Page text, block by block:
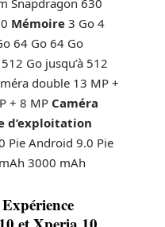
Mémoire 3 Go 4
64 Go 64 Go
512 Go jusqu’à 512
double 13 MP +
+ 8 MP Caméra
d’exploitation
Pie Android 9.0 Pie
3000 mAh